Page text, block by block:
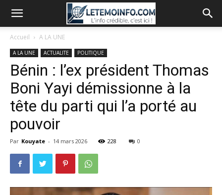
Accueil A LA UNE
A LA UNE ACTUALITE POLITIQUE
Bénin : l’ex président Thomas
Boni Yayi démissionne à la
tête du parti qui l’a porté au
pouvoir
Par Kouyate - 14 mars 2026 228 0